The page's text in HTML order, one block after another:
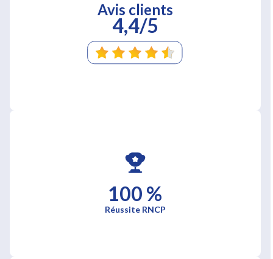
Avis clients
4,4/5
100 %
Réussite RNCP